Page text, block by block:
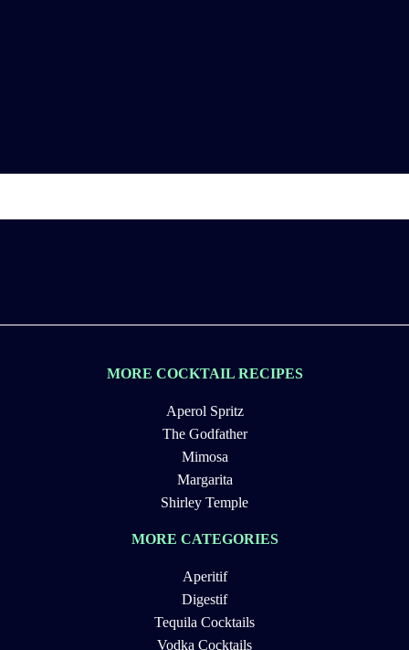
MORE COCKTAIL RECIPES
Aperol Spritz
The Godfather
Mimosa
Margarita
Shirley Temple
MORE CATEGORIES
Aperitif
Digestif
Tequila Cocktails
Vodka Cocktails